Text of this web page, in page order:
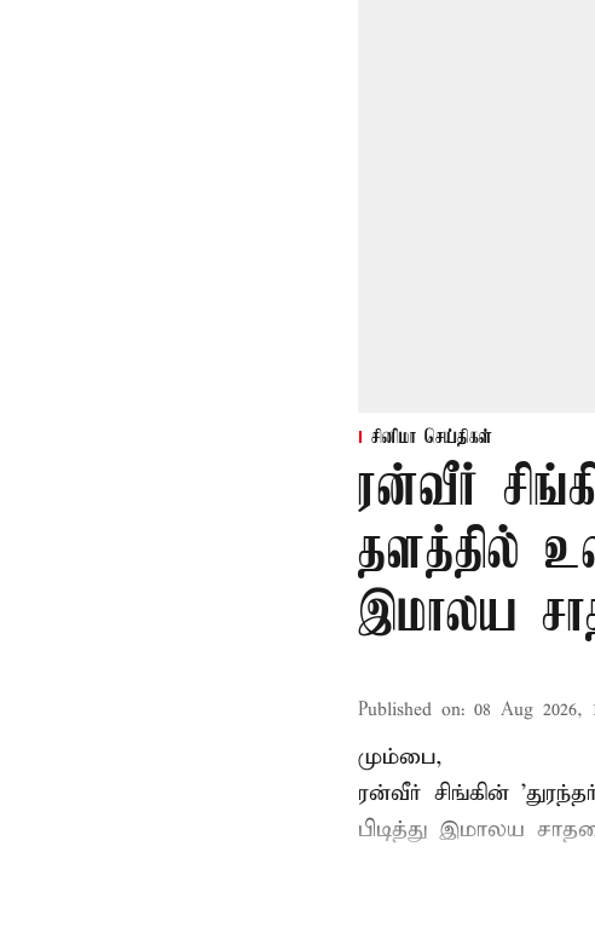
சினிமா செய்திகள்
ரன்வீர்
தளத்தில்
இமாலய
Published on: 08 Aug 2026,
மும்பை,
ரன்வீர் சிங்கின்
பிடித்து இமாலய